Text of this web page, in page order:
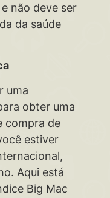
não deve ser
da saúde
uma
obter uma
compra de
estiver
Aqui está
Big Mac